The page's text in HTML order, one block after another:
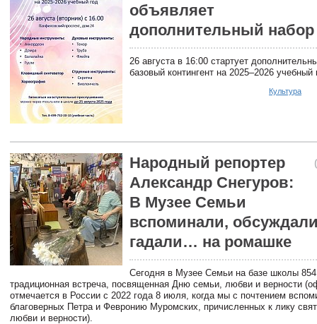
объявляет
дополнительный набор
26 августа в 16:00 стартует
базовый контингент на 2025–2026 учебный
Культура
Народный репортер
Александр Снегуров:
В Музее Семьи
вспоминали,
гадали… на ромашке
Сегодня в Музее Семьи на базе школы 854
традиционная встреча, посвященная Дню семьи, любви и верности
отмечается в России с 2022 года 8 июля, когда мы с почтением
благоверных Петра и Февронию Муромских, причисленных к лику
любви и верности).